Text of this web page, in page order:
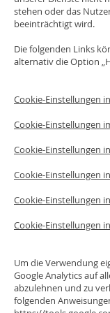
stehen oder das
beeinträchtigt wird.
Die folgenden Links
alternativ die Option
Cookie-Einstellungen
Cookie-Einstellungen
Cookie-Einstellungen
Cookie-Einstellungen
Cookie-Einstellungen
Cookie-Einstellungen
Um die Verwendung
Google Analytics auf
abzulehnen und zu
folgenden